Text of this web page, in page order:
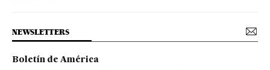
NEWSLETTERS
Boletín de América